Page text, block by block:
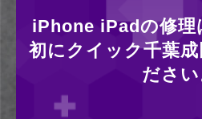
iPhone iPadの修理
初にクイック千葉成
ださい